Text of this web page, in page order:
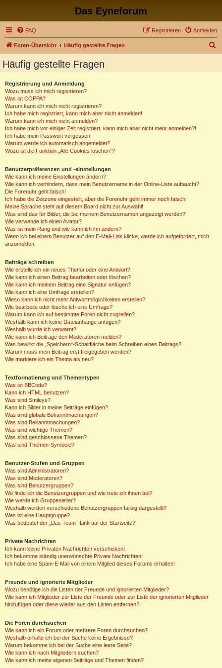
Das Eyneforum
FAQ Anmelden
Registrieren
Foren-Übersicht Häufig gestellte Fragen
Häufig gestellte Fragen
Registrierung und Anmeldung
Wozu muss ich mich registrieren?
Was ist COPPA?
Warum kann ich mich nicht registrieren?
Ich habe mich registriert, kann mich aber nicht anmelden!
Warum kann ich mich nicht anmelden?
Ich habe mich vor einiger Zeit registriert, kann mich aber nicht mehr anmelden?!
Ich habe mein Passwort vergessen!
Warum werde ich automatisch abgemeldet?
Wozu ist die Funktion „Alle Cookies löschen“?
Benutzerpräferenzen und -einstellungen
Wie kann ich meine Einstellungen ändern?
Wie kann ich verhindern, dass mein Benutzername in der Online-Liste auftaucht?
Die Forenuhr geht falsch!
Ich habe die Zeitzone eingestellt, aber die Forenuhr geht immer noch falsch!
Meine Sprache steht auf diesem Board nicht zur Auswahl!
Was sind das für Bilder, die bei meinem Benutzernamen angezeigt werden?
Wie verwende ich einen Avatar?
Was ist mein Rang und wie kann ich ihn ändern?
Wenn ich bei einem Benutzer auf den E-Mail-Link klicke, werde ich aufgefordert, mich
anzumelden.
Beiträge schreiben
Wie erstelle ich ein neues Thema oder eine Antwort?
Wie kann ich einen Beitrag bearbeiten oder löschen?
Wie kann ich meinem Beitrag eine Signatur anfügen?
Wie kann ich eine Umfrage erstellen?
Wieso kann ich nicht mehr Antwortmöglichkeiten erstellen?
Wie bearbeite oder lösche ich eine Umfrage?
Warum kann ich auf bestimmte Foren nicht zugreifen?
Weshalb kann ich keine Dateianhänge anfügen?
Weshalb wurde ich verwarnt?
Wie kann ich Beiträge den Moderatoren melden?
Was bewirkt die „Speichern“-Schaltfläche beim Schreiben eines Beitrags?
Warum muss mein Beitrag erst freigegeben werden?
Wie markiere ich ein Thema als neu?
Textformatierung und Thementypen
Was ist BBCode?
Kann ich HTML benutzen?
Was sind Smileys?
Kann ich Bilder in meine Beiträge einfügen?
Was sind globale Bekanntmachungen?
Was sind Bekanntmachungen?
Was sind wichtige Themen?
Was sind geschlossene Themen?
Was sind Themen-Symbole?
Benutzer-Stufen und Gruppen
Was sind Administratoren?
Was sind Moderatoren?
Was sind Benutzergruppen?
Wo finde ich die Benutzergruppen und wie trete ich ihnen bei?
Wie werde ich Gruppenleiter?
Weshalb werden verschiedene Benutzergruppen farbig dargestellt?
Was ist eine Hauptgruppe?
Was bedeutet der „Das Team“-Link auf der Startseite?
Private Nachrichten
Ich kann keine Privaten Nachrichten verschicken!
Ich bekomme ständig unerwünschte Private Nachrichten!
Ich habe eine Spam-E-Mail von einem Mitglied dieses Forums erhalten!
Freunde und ignorierte Mitglieder
Wozu benötige ich die Listen der Freunde und ignorierten Mitglieder?
Wie kann ich Mitglieder zur Liste der Freunde oder zur Liste der ignorierten Mitglieder
hinzufügen oder diese wieder aus den Listen entfernen?
Die Foren durchsuchen
Wie kann ich ein Forum oder mehrere Foren durchsuchen?
Weshalb erhalte ich bei der Suche keine Ergebnisse?
Warum bekomme ich bei der Suche eine leere Seite?
Wie kann ich nach Mitgliedern suchen?
Wie kann ich meine eigenen Beiträge und Themen finden?